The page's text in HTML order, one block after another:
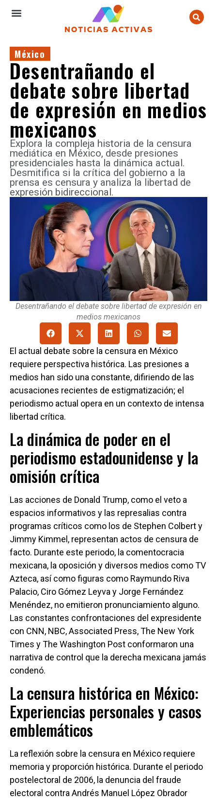
México
Desentrañando el
debate sobre libertad
de expresión en medios
mexicanos
Explora la compleja historia de la censura
mediática en México, desde presiones
presidenciales hasta la dinámica actual.
Desmitifica si la crítica del gobierno a la
prensa es censura y analiza la libertad de
expresión bidireccional.
Desentrañando el debate sobre libertad de expresión en
medios mexicanos
El actual debate sobre la censura en México
requiere perspectiva histórica. Las presiones a
medios han sido una constante, difiriendo de las
acusaciones recientes de estigmatización; el
periodismo actual opera en un contexto de intensa
libertad crítica.
La dinámica de poder en el
periodismo estadounidense y la
omisión crítica
Las acciones de Donald Trump, como el veto a
espacios informativos y las represalias contra
programas críticos como los de Stephen Colbert y
Jimmy Kimmel, representan actos de censura de
facto. Durante este periodo, la comentocracia
mexicana, la oposición y diversos medios como TV
Azteca, así como figuras como Raymundo Riva
Palacio, Ciro Gómez Leyva y Jorge Fernández
Menéndez, no emitieron pronunciamiento alguno.
Las constantes confrontaciones del expresidente
con CNN, NBC, Associated Press, The New York
Times y The Washington Post conformaron una
narrativa de control que la derecha mexicana jamás
condenó.
La censura histórica en México:
Experiencias personales y casos
emblemáticos
La reflexión sobre la censura en México requiere
memoria y proporción histórica. Durante el periodo
postelectoral de 2006, la denuncia del fraude
electoral contra Andrés Manuel López Obrador